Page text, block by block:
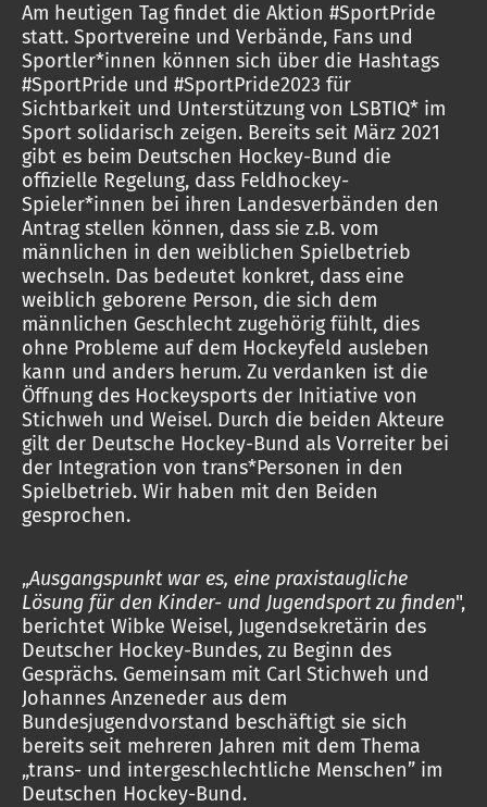
Am heutigen Tag findet die Aktion #SportPride
statt. Sportvereine und Verbände, Fans und
Sportler*innen können sich über die Hashtags
#SportPride und #SportPride2023 für
Sichtbarkeit und Unterstützung von LSBTIQ* im
Sport solidarisch zeigen. Bereits seit März 2021
gibt es beim Deutschen Hockey-Bund die
offizielle Regelung, dass Feldhockey-
Spieler*innen bei ihren Landesverbänden den
Antrag stellen können, dass sie z.B. vom
männlichen in den weiblichen Spielbetrieb
wechseln. Das bedeutet konkret, dass eine
weiblich geborene Person, die sich dem
männlichen Geschlecht zugehörig fühlt, dies
ohne Probleme auf dem Hockeyfeld ausleben
kann und anders herum. Zu verdanken ist die
Öffnung des Hockeysports der Initiative von
Stichweh und Weisel. Durch die beiden Akteure
gilt der Deutsche Hockey-Bund als Vorreiter bei
der Integration von trans*Personen in den
Spielbetrieb. Wir haben mit den Beiden
gesprochen.
„Ausgangspunkt war es, eine praxistaugliche
Lösung für den Kinder- und Jugendsport zu finden",
berichtet Wibke Weisel, Jugendsekretärin des
Deutscher Hockey-Bundes, zu Beginn des
Gesprächs. Gemeinsam mit Carl Stichweh und
Johannes Anzeneder aus dem
Bundesjugendvorstand beschäftigt sie sich
bereits seit mehreren Jahren mit dem Thema
„trans- und intergeschlechtliche Menschen” im
Deutschen Hockey-Bund.